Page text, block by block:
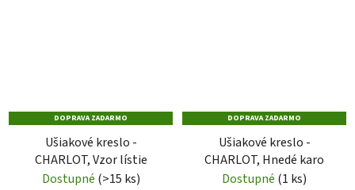
DOPRAVA ZADARMO
Ušiakové kreslo -
CHARLOT, Vzor lístie
Dostupné (>15 ks)
DOPRAVA ZADARMO
Ušiakové kreslo -
CHARLOT, Hnedé karo
Dostupné (1 ks)